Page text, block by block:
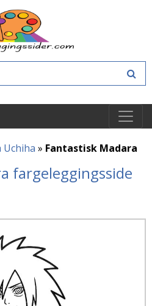
Uchiha » Fantastisk Madara
fargeleggingsside